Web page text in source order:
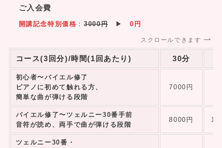
ご入会費
開講記念特別価格 ：3000円▶︎ 0円
スクロールできます
コース(3回分)/時間(1回あたり) 30分
初心者〜バイエル修了
ピアノに初めて触れる方、
簡単な曲が弾ける段階
7000円
バイエル修了〜ツェルニー30番手前
音符が読め、両手で曲が弾ける段階
8000円
ツェルニー30番・